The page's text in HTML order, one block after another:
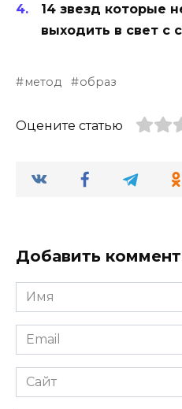
14 звезд которые
выходить в свет с
метод образ
Оцените статью
Добавить
Имя
*
Email
*
Сайт